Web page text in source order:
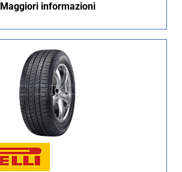
Maggiori informazioni